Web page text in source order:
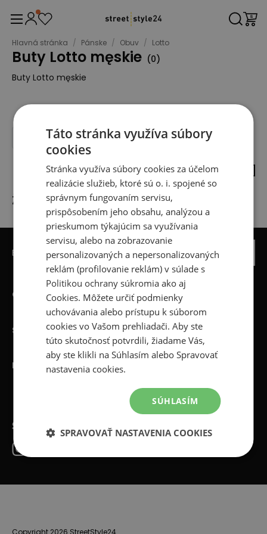
Hlavná stránka / Pánske / Obuv / Lotto
Buty Lotto męskie (0)
Buty Lotto męskie
Filter Triediť podľa
Žiadne produkty
Be the first to know about new arrivals Prihlásiť sa
Obsluha klienta
StreetStyle24
Kontakt
Copyright 2026 StreetStyle24
Táto stránka využíva súbory
cookies
Stránka využíva súbory cookies za účelom
realizácie služieb, ktoré sú o. i. spojené so
správnym fungovaním servisu,
prispôsobením jeho obsahu, analýzou a
prieskumom týkajúcim sa využívania
servisu, alebo na zobrazovanie
personalizovaných a nepersonalizovaných
reklám (profilovanie reklám) v súlade s
Politikou ochrany súkromia ako aj
Cookies. Môžete určiť podmienky
uchovávania alebo prístupu k súborom
cookies vo Vašom prehliadači. Aby ste
túto skutočnosť potvrdili, žiadame Vás,
aby ste klikli na Súhlasím alebo Spravovať
nastavenia cookies.
SÚHLASÍM
SPRAVOVAŤ NASTAVENIA COOKIES